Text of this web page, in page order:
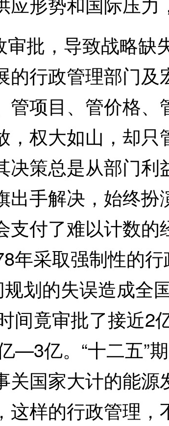
批，导致战略缺
的行政管理部门
管项目、管价格
权大如山，却
策总是从部门利
手解决，始终扮
支付了难以计数
年采取强制性的
划的失误造成全
间竟审批了接近2
—3亿。“十二五”
国家大计的能
这样的行政管理